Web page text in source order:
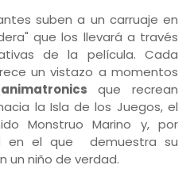
suben a un carruaje en
que los llevará a través
de la película. Cada
un vistazo a momentos
que recrean
la Isla de los Juegos, el
Monstruo Marino y, por
en el que demuestra su
un niño de verdad.